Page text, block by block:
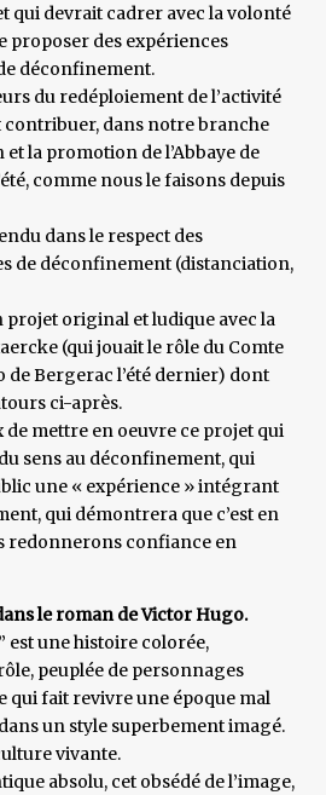
qui devrait cadrer avec la volonté
proposer des expériences
déconfinement.
du redéploiement de l’activité
dans notre branche
et la promotion de l’Abbaye de
comme nous le faisons depuis
dans le respect des
de déconfinement (distanciation,
projet original et ludique avec la
(qui jouait le rôle du Comte
de Bergerac l’été dernier) dont
ci-après.
de mettre en oeuvre ce projet qui
sens au déconfinement, qui
une « expérience » intégrant
qui démontrera que c’est en
redonnerons confiance en
le roman de Victor Hugo.
est une histoire colorée,
peuplée de personnages
qui fait revivre une époque mal
un style superbement imagé.
vivante.
absolu, cet obsédé de l’image,